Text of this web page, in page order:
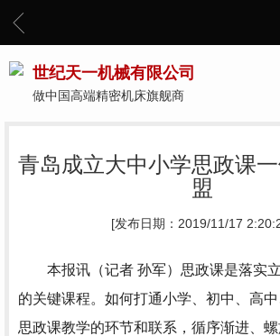
世纪天一机械有限公司
做中国高端精密机床旗舰商
青岛成立大中小学思政课
盟
[发布日期：2019/11/17
本报讯（记者 孙军）思政课是落实立
的关键课程。如何打通小学、初中、高
思政课教学的环节和联系，循序渐进、